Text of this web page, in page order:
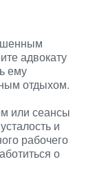
адвокату
ему
отдыхом.
или сеансы
и
рабочего
о